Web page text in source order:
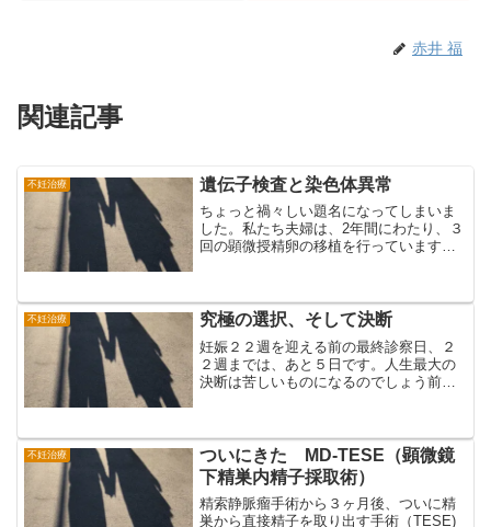
赤井 福
関連記事
不妊治療 遺伝子検査と染色体異常
ちょっと禍々しい題名になってしまいま
した。私たち夫婦は、2年間にわたり、３
回の顕微授精卵の移植を行っています。
命維持が困難となったため）、３回目は
着床したものの胎芽が出...
不妊治療 究極の選択、そして決断
妊娠２２週を迎える前の最終診察日、２
２週までは、あと５日です。人生最大の
決断は苦しいものになるのでしょう前
というものでした。苦しい決...
不妊治療
ついにきた MD‐TESE（顕微鏡
下精巣内精子採取術）
精索静脈瘤手術から３ヶ月後、ついに精
巣から直接精子を取り出す手術（TESE)